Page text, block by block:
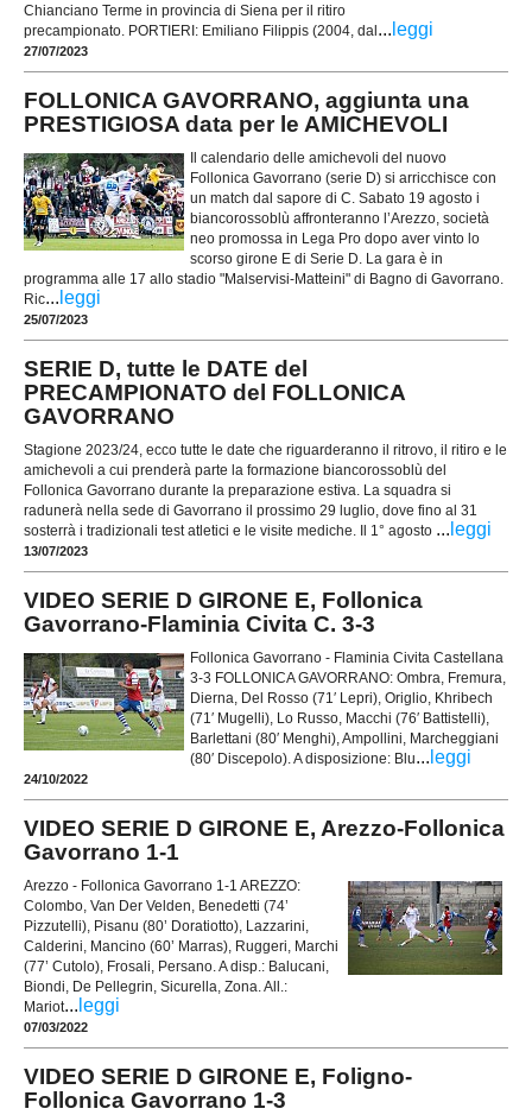
Chianciano Terme in provincia di Siena per il ritiro
precampionato. PORTIERI: Emiliano Filippis (2004, dal... leggi
27/07/2023
FOLLONICA GAVORRANO, aggiunta una
PRESTIGIOSA data per le AMICHEVOLI
Il calendario delle amichevoli del nuovo
Follonica Gavorrano (serie D) si arricchisce con
un match dal sapore di C. Sabato 19 agosto i
biancorossoblù affronteranno l’Arezzo, società
neo promossa in Lega Pro dopo aver vinto lo
scorso girone E di Serie D. La gara è in
programma alle 17 allo stadio "Malservisi-Matteini" di Bagno di Gavorrano.
Ric... leggi
25/07/2023
SERIE D, tutte le DATE del
PRECAMPIONATO del FOLLONICA
GAVORRANO
Stagione 2023/24, ecco tutte le date che riguarderanno il ritrovo, il ritiro e le
amichevoli a cui prenderà parte la formazione biancorossoblù del
Follonica Gavorrano durante la preparazione estiva. La squadra si
radunerà nella sede di Gavorrano il prossimo 29 luglio, dove fino al 31
sosterrà i tradizionali test atletici e le visite mediche. Il 1° agosto ... leggi
13/07/2023
VIDEO SERIE D GIRONE E, Follonica
Gavorrano-Flaminia Civita C. 3-3
Follonica Gavorrano - Flaminia Civita Castellana
3-3 FOLLONICA GAVORRANO: Ombra, Fremura,
Dierna, Del Rosso (71′ Lepri), Origlio, Khribech
(71′ Mugelli), Lo Russo, Macchi (76′ Battistelli),
Barlettani (80′ Menghi), Ampollini, Marcheggiani
(80′ Discepolo). A disposizione: Blu... leggi
24/10/2022
VIDEO SERIE D GIRONE E, Arezzo-Follonica
Gavorrano 1-1
Arezzo - Follonica Gavorrano 1-1 AREZZO:
Colombo, Van Der Velden, Benedetti (74’
Pizzutelli), Pisanu (80’ Doratiotto), Lazzarini,
Calderini, Mancino (60’ Marras), Ruggeri, Marchi
(77’ Cutolo), Frosali, Persano. A disp.: Balucani,
Biondi, De Pellegrin, Sicurella, Zona. All.:
Mariot... leggi
07/03/2022
VIDEO SERIE D GIRONE E, Foligno-
Follonica Gavorrano 1-3